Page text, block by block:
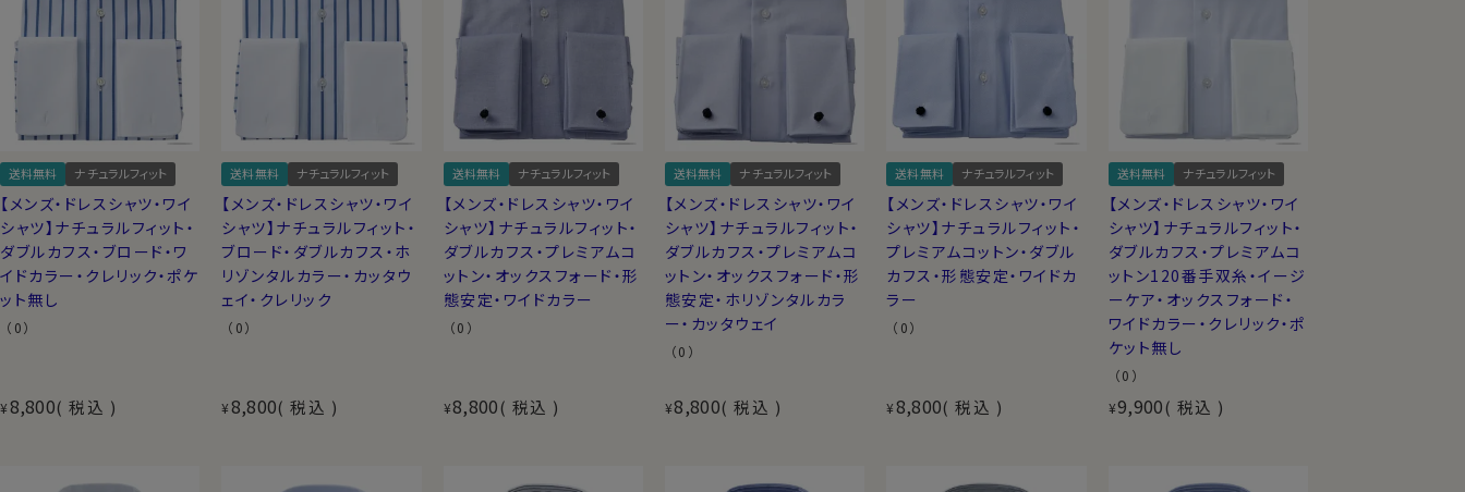
送料無料 ナチュラルフィット
【メンズ・ドレスシャツ・ワイ
シャツ】ナチュラルフィット・
ダブルカフス・ブロード・ワ
イドカラー・クレリック・ポケ
ット無し
（0）
¥8,800 税込
送料無料 ナチュラルフィット
【メンズ・ドレスシャツ・ワイ
シャツ】ナチュラルフィット・
ブロード・ダブルカフス・ホ
リゾンタルカラー・カッタウ
ェイ・クレリック
（0）
¥8,800 税込
送料無料 ナチュラルフィット
【メンズ・ドレスシャツ・ワイ
シャツ】ナチュラルフィット・
ダブルカフス・プレミアムコ
ットン・オックスフォード・形
態安定・ワイドカラー
（0）
¥8,800 税込
送料無料 ナチュラルフィット
【メンズ・ドレスシャツ・ワイ
シャツ】ナチュラルフィット・
ダブルカフス・プレミアムコ
ットン・オックスフォード・形
態安定・ホリゾンタルカラ
ー・カッタウェイ
（0）
¥8,800 税込
送料無料 ナチュラルフィット
【メンズ・ドレスシャツ・ワイ
シャツ】ナチュラルフィット・
プレミアムコットン・ダブル
カフス・形態安定・ワイドカ
ラー
（0）
¥8,800 税込
送料無料 ナチュラルフィット
【メンズ・ドレスシャツ・ワイ
シャツ】ナチュラルフィット・
ダブルカフス・プレミアムコ
ットン120番手双糸・イージ
ーケア・オックスフォード・
ワイドカラー・クレリック・ポ
ケット無し
（0）
¥9,900 税込